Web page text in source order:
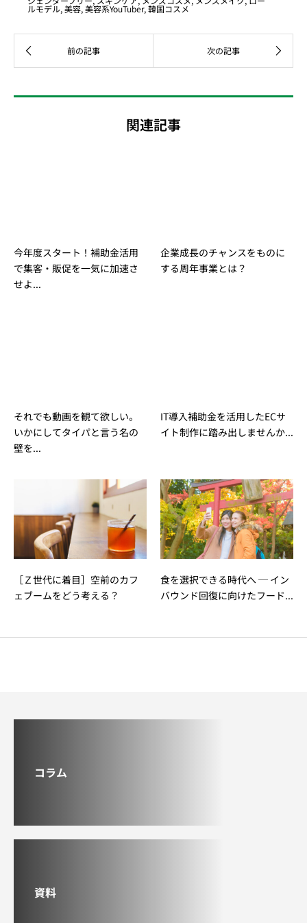
ルモデル,美容,美容系YouTuber,韓国コスメ
関連記事
今年度スタート！補助金活用
で集客・販促を一気に加速さ
せよ...
企業成長のチャンスをものに
する周年事業とは？
それでも動画を観て欲しい。
いかにしてタイパと言う名の
壁を...
IT導入補助金を活用したECサ
イト制作に踏み出しませんか...
［Ｚ世代に着目］空前のカフ
ェブームをどう考える？
食を選択できる時代へ ─ イン
バウンド回復に向けたフード...
コラム
資料